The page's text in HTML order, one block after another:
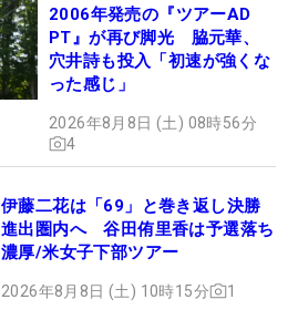
2006年発売の『ツアーAD
PT』が再び脚光 脇元華、
穴井詩も投入「初速が強くな
った感じ」
2026年8月8日 (土) 08時56分
4
伊藤二花は「69」と巻き返し決勝
進出圏内へ 谷田侑里香は予選落ち
濃厚/米女子下部ツアー
2026年8月8日 (土) 10時15分 1